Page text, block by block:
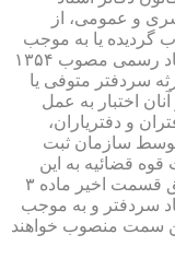
به طور سراسری و عمومی، از
گردیده یا به موجب
اختیارات حاصله از ماده ۶۹ قانون دفاتر اسناد رسمی مصوب ۱۳۵۴
سردفتر متوفی یا
اختبار به عمل
و دفتریاران،
سازمان ثبت
قوه قضائیه به این
سمت منصوب خواهند شد. دفتریاران، مطابق قسمت اخیر ماده ۳
۱۳۵۴، بنا به پیشنهاد سردفتر و به موجب
سمت منصوب خواهند